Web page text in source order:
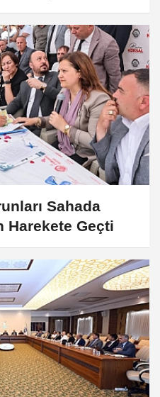
Sahada
Harekete Geçti